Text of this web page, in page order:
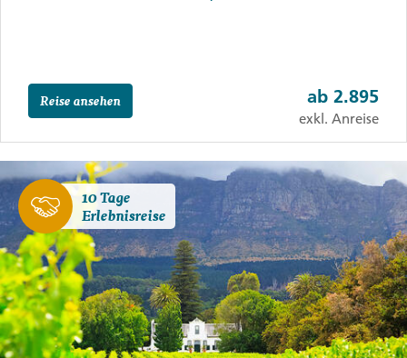
Reise ansehen ab 2.895
exkl. Anreise
10 Tage
Erlebnisreise